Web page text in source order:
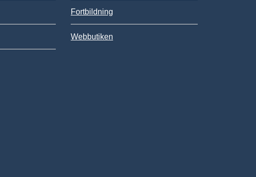
Fortbildning
Webbutiken